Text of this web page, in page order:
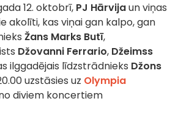
12. oktobrī, PJ Hārvijaun viņas
akolīti, kas viņai gan kalpo, gan
Žans Marks Butī,
Džovanni Ferrario, Džeimss
ilggadējais līdzstrādnieks Džons
uzstāsies uz Olympia
diviem koncertiem